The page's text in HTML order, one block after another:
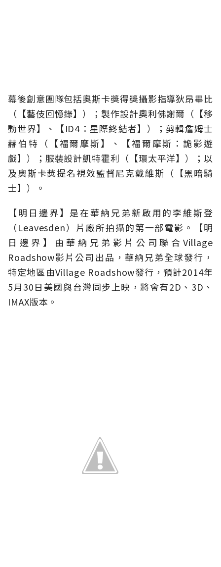
幕後創意團隊包括奧斯卡獎得獎攝影指導狄昂畢比
（【藝伎回憶錄】）；製作設計奧利佛謝爾（【移
動世界】、【ID4：星際終結者】）；剪輯詹姆士
赫伯特（【福爾摩斯】、【福爾摩斯：詭影遊
戲】）；服裝設計凱特霍利（【環太平洋】）；以
及奧斯卡獎提名視效監督尼克戴維斯（【黑暗騎
士】）。
【明日邊界】是在華納兄弟新啟用的李維斯登
（Leavesden）片廠所拍攝的第一部電影。【明
日邊界】由華納兄弟影片公司聯合Village
Roadshow影片公司出品，華納兄弟全球發行，
特定地區由Village Roadshow發行，預計2014年
5月30日美國與台灣同步上映，將會有2D、3D、
IMAX版本。